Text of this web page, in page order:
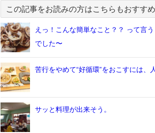
この記事をお読みの方はこちらもおすす
えっ！こんな簡単なこと？？ って言
でした〜
苦行をやめて“好循環”をおこすには、
サッと料理が出来そう。